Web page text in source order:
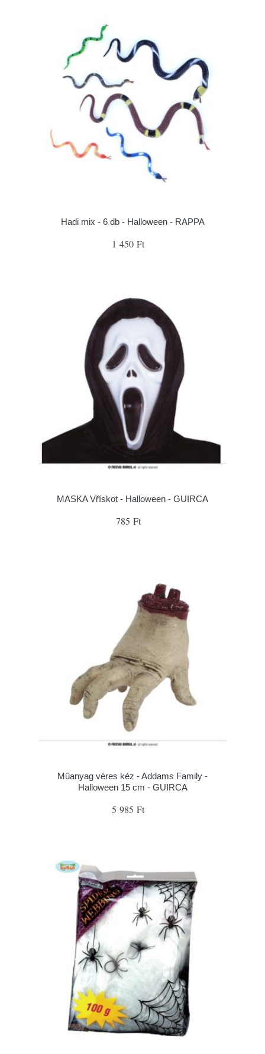
Hadi mix - 6 db - Halloween - RAPPA
1 450 Ft
MASKA Vřískot - Halloween - GUIRCA
785 Ft
Műanyag véres kéz - Addams Family -
Halloween 15 cm - GUIRCA
5 985 Ft